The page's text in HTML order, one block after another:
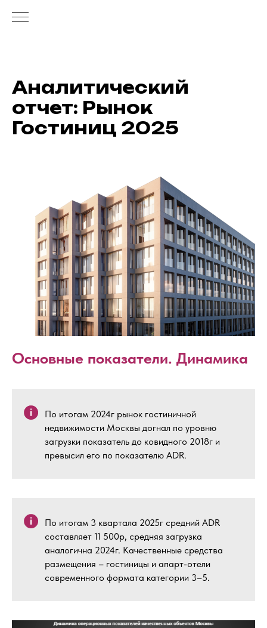
Аналитический
отчет: Рынок
Гостиниц 2025
Основные показатели. Динамика
По итогам 2024г рынок гостиничной
недвижимости Москвы догнал по уровню
загрузки показатель до ковидного 2018г и
превысил его по показателю ADR.
По итогам 3 квартала 2025г средний ADR
составляет 11 500р, средняя загрузка
аналогична 2024г. Качественные средства
размещения – гостиницы и апарт-отели
современного формата категории 3–5.